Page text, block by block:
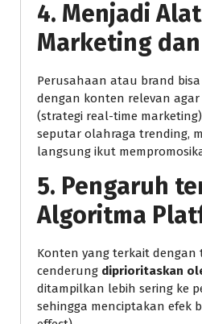
4. Menjadi
Marketing
Perusahaan atau brand bisa
dengan konten relevan
(strategi real-time
seputar olahraga trending,
langsung ikut
5. Pengaruh
Algoritma
Konten yang terkait dengan
cenderung diprioritaskan
ditampilkan lebih sering ke
sehingga menciptakan efek